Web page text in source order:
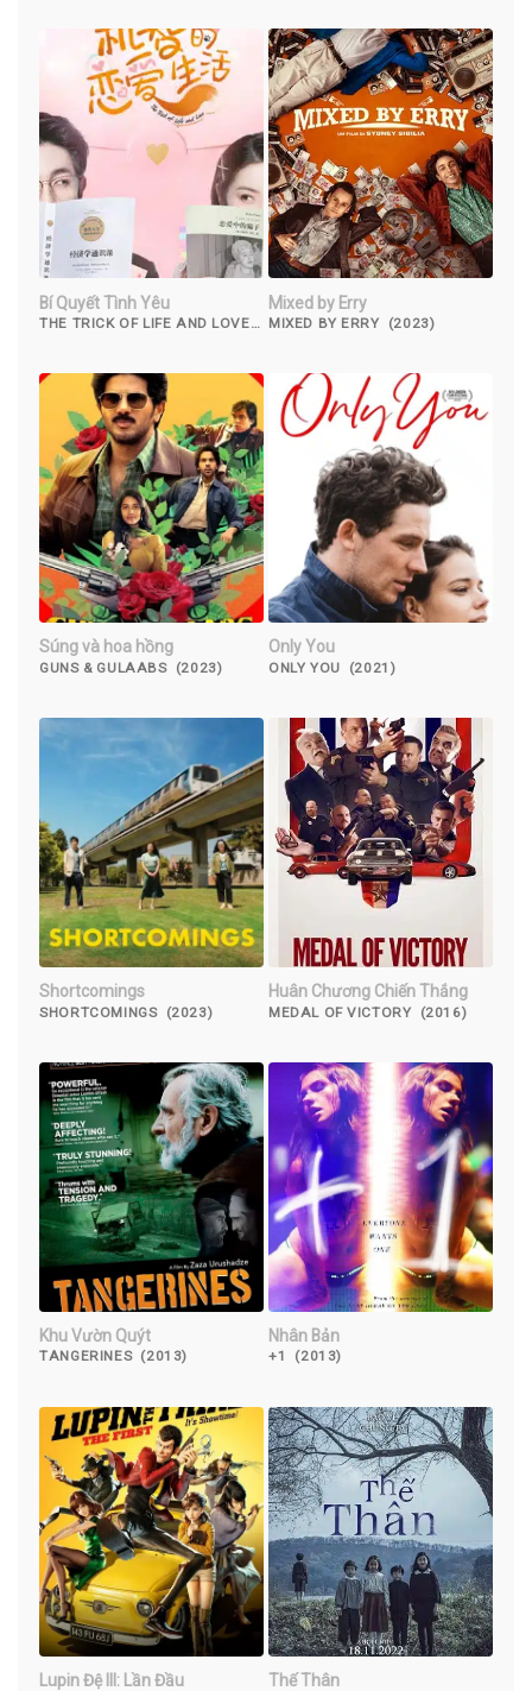
Bí Quyết Tình Yêu
THE TRICK OF LIFE AND LOVE
Mixed by Erry
MIXED BY ERRY (2023)
Súng và hoa hồng
GUNS & GULAABS (2023)
Only You
ONLY YOU (2021)
Shortcomings
SHORTCOMINGS (2023)
Huân Chương Chiến Thắng
MEDAL OF VICTORY (2016)
Khu Vườn Quýt
TANGERINES (2013)
Nhân Bản
+1 (2013)
Lupin Đệ III: Lần Đầu Thế Thân